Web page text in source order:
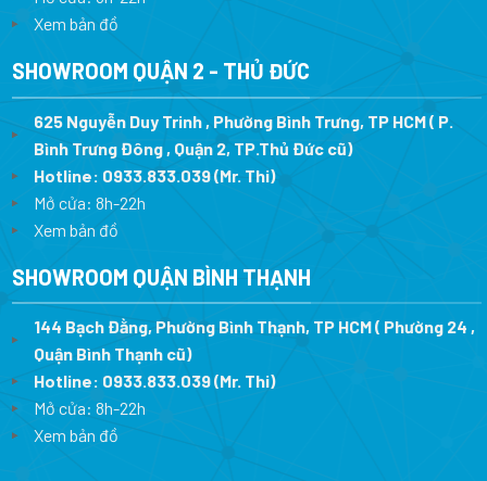
thông
minh có
thanh phơi
chắn, tiện
nghi:
phiên bản
thanh phơi
hoạtmà
loại giàn
phơi nào
cũng có:
Phiên
bản 1
thanh
phơi cố
định
2.2m,
dành
cho
Xem bản đồ
SHOWROOM QUẬN 2 - THỦ ĐỨC
625 Nguyễn Duy Trinh , Phường Bình Trưng, TP HCM ( P.
Bình Trưng Đông , Quận 2, TP.Thủ Đức cũ)
Hotline: 0933.833.039(Mr. Thi)
Mở cửa: 8h-22h
Xem bản đồ
SHOWROOM QUẬN BÌNH THẠNH
144 Bạch Đằng, Phường Bình Thạnh, TP HCM ( Phường 24 ,
Quận Bình Thạnh cũ)
Hotline: 0933.833.039(Mr. Thi)
Mở cửa: 8h-22h
Xem bản đồ